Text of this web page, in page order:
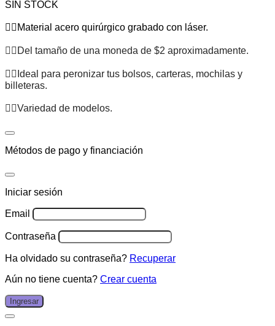
SIN STOCK
✌🏽Material acero quirúrgico grabado con láser.
✌🏽Del tamaño de una moneda de $2 aproximadamente.
✌🏽Ideal para peronizar tus bolsos, carteras, mochilas y
billeteras.
✌🏽Variedad de modelos.
Métodos de pago y financiación
Iniciar sesión
Email
Contraseña
Ha olvidado su contraseña? Recuperar
Aún no tiene cuenta? Crear cuenta
Ingresar